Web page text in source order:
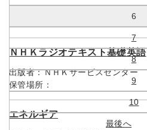
6
7
8
9
10
最後へ
ＮＨＫラジオテキスト基礎英語
出版者：ＮＨＫサービスセンター
保管場所：
エネルギア